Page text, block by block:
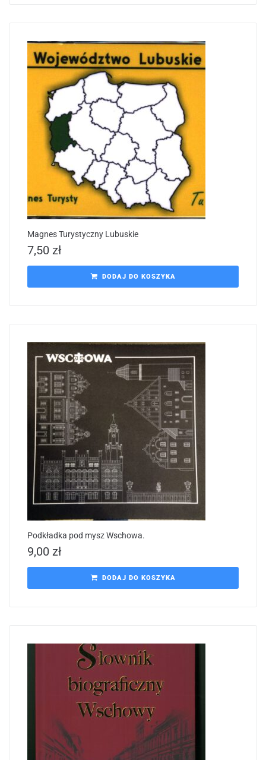
Magnes Turystyczny Lubuskie
7,50 zł
DODAJ DO KOSZYKA
Podkładka pod mysz Wschowa.
9,00 zł
DODAJ DO KOSZYKA